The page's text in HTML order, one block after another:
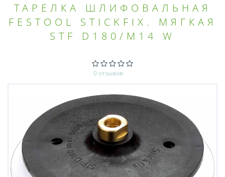
ТАРЕЛКА ШЛИФОВАЛЬНАЯ
FESTOOL STICKFIX. МЯГКАЯ
STF D180/M14 W
0 отзывов